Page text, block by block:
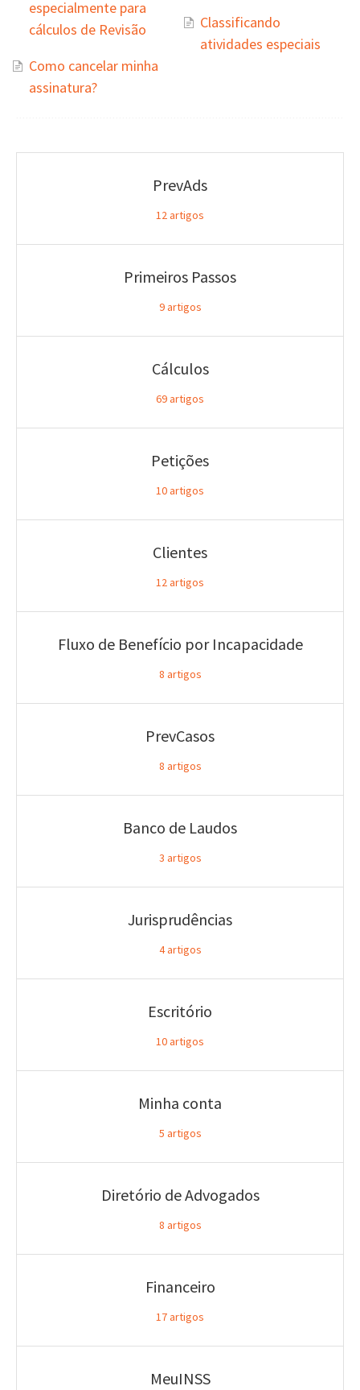
especialmente para
cálculos de Revisão
Como cancelar minha
assinatura?
Classificando
atividades especiais
PrevAds
12artigos
Primeiros Passos
9artigos
Cálculos
69artigos
Petições
10artigos
Clientes
12artigos
Fluxo de Benefício por Incapacidade
8 artigos
PrevCasos
8 artigos
Banco de Laudos
3 artigos
Jurisprudências
4artigos
Escritório
10artigos
Minha conta
5 artigos
Diretório de Advogados
8 artigos
Financeiro
17artigos
MeuINSS